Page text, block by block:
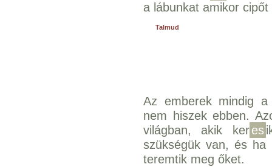
a lábunkat amikor
Talmud
Az emberek mindig a
nem hiszek ebben.
világban, akik keres
szükségük van, és ha
teremtik meg őket.